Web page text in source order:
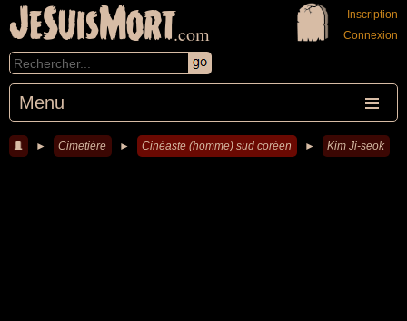
JeSuisMort.com
Menu
Inscription
Connexion
► Cimetière ► Cinéaste (homme) sud coréen ► Kim Ji-seok